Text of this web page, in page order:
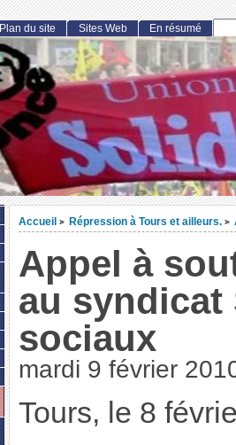
Accueil > Répression à Tours et ailleurs. >
Appel à
au syndicat
sociaux
mardi 9 février
Tours, le 8
Plan du site Sites Web En résumé